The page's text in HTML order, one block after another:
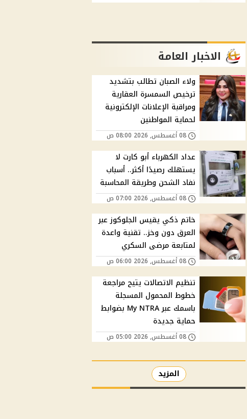
الاخبار العامة
ولاء الصبان تطالب بتشديد
ترخيص السمسرة العقارية
ومراقبة الإعلانات الإلكترونية
لحماية المواطنين
08 أغسطس, 2026 08:00 ص
عداد الكهرباء أبو كارت لا
يستهلك رصيدًا أكثر.. أسباب
نفاد الشحن وطريقة المحاسبة
08 أغسطس, 2026 07:00 ص
خاتم ذكي يقيس الجلوكوز عبر
العرق دون وخز.. تقنية واعدة
لمتابعة مرضى السكري
08 أغسطس, 2026 06:00 ص
تنظيم الاتصالات يتيح مراجعة
خطوط المحمول المسجلة
باسمك عبر My NTRA بضوابط
حماية جديدة
08 أغسطس, 2026 05:00 ص
المزيد